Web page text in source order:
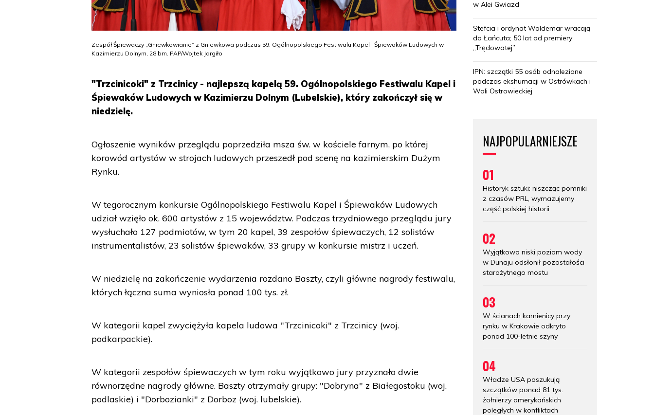
Zespół Śpiewaczy „Gniewkowianie” z Gniewkowa podczas 59. Ogólnopolskiego Festiwalu Kapel i Śpiewaków Ludowych w
Kazimierzu Dolnym, 28 bm. PAP/Wojtek Jargiło
"Trzcinicoki" z Trzcinicy - najlepszą kapelą 59. Ogólnopolskiego Festiwalu Kapel i
Śpiewaków Ludowych w Kazimierzu Dolnym (Lubelskie), który zakończył się w
niedzielę.
Ogłoszenie wyników przeglądu poprzedziła msza św. w kościele farnym, po której
korowód artystów w strojach ludowych przeszedł pod scenę na kazimierskim Dużym
Rynku.
W tegorocznym konkursie Ogólnopolskiego Festiwalu Kapel i Śpiewaków Ludowych
udział wzięło ok. 600 artystów z 15 województw. Podczas trzydniowego przeglądu jury
wysłuchało 127 podmiotów, w tym 20 kapel, 39 zespołów śpiewaczych, 12 solistów
instrumentalistów, 23 solistów śpiewaków, 33 grupy w konkursie mistrz i uczeń.
W niedzielę na zakończenie wydarzenia rozdano Baszty, czyli główne nagrody festiwalu,
których łączna suma wyniosła ponad 100 tys. zł.
W kategorii kapel zwyciężyła kapela ludowa "Trzcinicoki" z Trzcinicy (woj.
podkarpackie).
W kategorii zespołów śpiewaczych w tym roku wyjątkowo jury przyznało dwie
równorzędne nagrody główne. Baszty otrzymały grupy: "Dobryna" z Białegostoku (woj.
podlaskie) i "Dorbozianki" z Dorboz (woj. lubelskie).
w Alei Gwiazd
Stefcia i ordynat Waldemar wracają
do Łańcuta; 50 lat od premiery
„Trędowatej”
IPN: szczątki 55 osób odnalezione
podczas ekshumacji w Ostrówkach i
Woli Ostrowieckiej
NAJPOPULARNIEJSZE
01
Historyk sztuki: niszcząc pomniki
z czasów PRL, wymazujemy
część polskiej historii
02
Wyjątkowo niski poziom wody
w Dunaju odsłonił pozostałości
starożytnego mostu
03
W ścianach kamienicy przy
rynku w Krakowie odkryto
ponad 100-letnie szyny
04
Władze USA poszukują
szczątków ponad 81 tys.
żołnierzy amerykańskich
poległych w konfliktach